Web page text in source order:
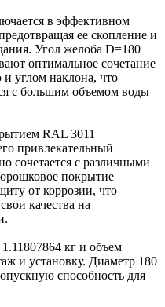
в эффективном
ее скопление и
Угол желоба D=180
оптимальное сочетание
углом наклона, что
с большим объемом воды
RAL 3011
привлекательный
сочетается с различными
покрытие
от коррозии, что
качества на
кг и объем
и установку. Диаметр 180
способность для